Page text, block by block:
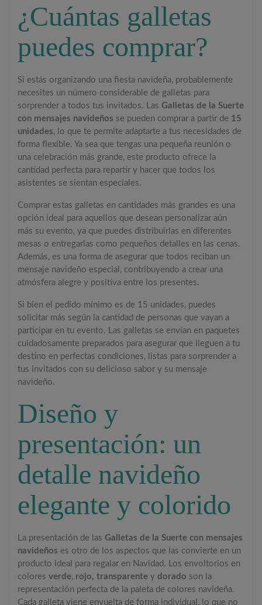
¿Cuántas galletas
puedes comprar?
Si estás organizando una fiesta navideña, probablemente
necesites un número considerable de galletas para
sorprender a todos tus invitados. LasGalletas de la Suerte
con mensajes navideños se pueden comprar a partir de 15
unidades, lo que te permite adaptarte a tus necesidades de
forma flexible. Ya sea que tengas una pequeña reunión o
una celebración más grande, este producto ofrece la
cantidad perfecta para repartir y hacer que todos los
asistentes se sientan especiales.
Comprar estas galletas en cantidades más grandes es una
opción ideal para aquellos que desean personalizar aún
más su evento, ya que puedes distribuirlas en diferentes
mesas o entregarlas como pequeños detalles en las cenas.
Además, es una forma de asegurar que todos reciban un
mensaje navideño especial, contribuyendo a crear una
atmósfera alegre y positiva entre los presentes.
Si bien el pedido mínimo es de 15 unidades, puedes
solicitar más según la cantidad de personas que vayan a
participar en tu evento. Las galletas se envían en paquetes
cuidadosamente preparados para asegurar que lleguen a tu
destino en perfectas condiciones, listas para sorprender a
tus invitados con su delicioso sabor y su mensaje
navideño.
Diseño y
presentación: un
detalle navideño
elegante y colorido
La presentación de lasGalletas de la Suerte con mensajes
navideños es otro de los aspectos que las convierte en un
producto ideal para regalar en Navidad. Los envoltorios en
coloresverde, rojo, transparente ydorado son la
representación perfecta de la paleta de colores navideña.
Cada galleta viene envuelta de forma individual, lo que no